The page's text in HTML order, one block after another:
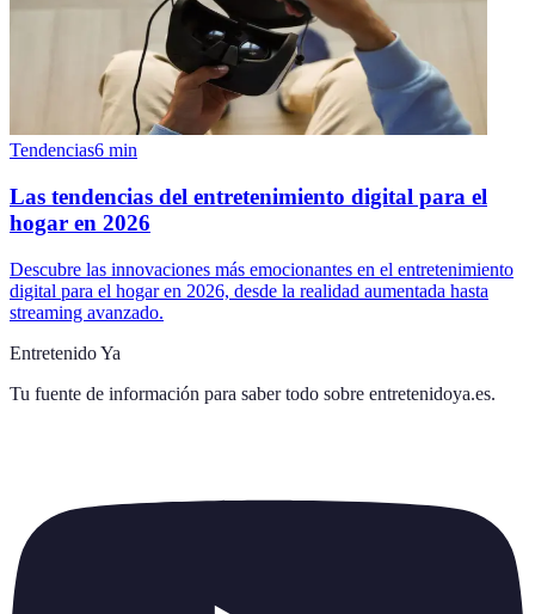
Tendencias6 min
Las tendencias del entretenimiento digital para el
hogar en 2026
Descubre las innovaciones más emocionantes en el entretenimiento
digital para el hogar en 2026, desde la realidad aumentada hasta
streaming avanzado.
Entretenido Ya
Tu fuente de información para saber todo sobre entretenidoya.es.